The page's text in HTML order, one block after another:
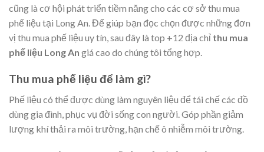
cũng là cơ hội phát triển tiềm năng cho các cơ sở thu mua
phế liệu tại Long An. Để giúp bạn đọc chọn được những đơn
vị thu mua phế liệu uy tín, sau đây là top +12 địa chỉ thu mua
phế liệu Long An giá cao do chúng tôi tổng hợp.
Thu mua phế liệu để làm gì?
Phế liệu có thể được dùng làm nguyên liệu để tái chế các đồ
dùng gia đình, phục vụ đời sống con người. Góp phần giảm
lượng khí thải ra môi trường, hạn chế ô nhiễm môi trường.